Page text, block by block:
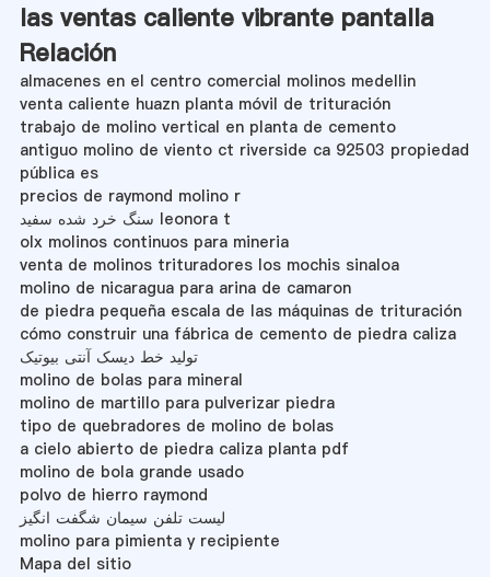
las ventas caliente vibrante pantalla
Relación
almacenes en el centro comercial molinos medellin
venta caliente huazn planta móvil de trituración
trabajo de molino vertical en planta de cemento
antiguo molino de viento ct riverside ca 92503 propiedad
pública es
precios de raymond molino r
سنگ خرد شده سفید leonora t
olx molinos continuos para mineria
venta de molinos trituradores los mochis sinaloa
molino de nicaragua para arina de camaron
de piedra pequeña escala de las máquinas de trituración
cómo construir una fábrica de cemento de piedra caliza
تولید خط دیسک آنتی بیوتیک
molino de bolas para mineral
molino de martillo para pulverizar piedra
tipo de quebradores de molino de bolas
a cielo abierto de piedra caliza planta pdf
molino de bola grande usado
polvo de hierro raymond
لیست تلفن سیمان شگفت انگیز
molino para pimienta y recipiente
Mapa del sitio